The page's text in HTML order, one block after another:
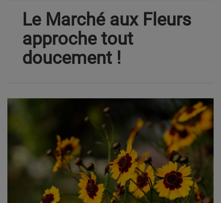
Le Marché aux Fleurs
approche tout
doucement !